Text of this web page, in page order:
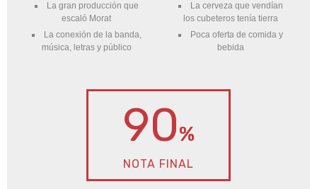
La gran producción que
escaló Morat
La conexión de la banda,
música, letras y público
La cerveza que vendían
los cubeteros tenía tierra
Poca oferta de comida y
bebida
90%
NOTA FINAL